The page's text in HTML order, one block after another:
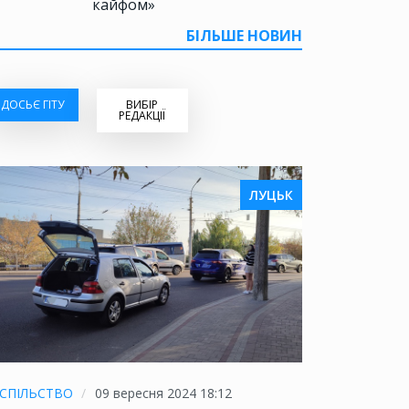
кайфом»
БІЛЬШЕ НОВИН
ДОСЬЄ ГІТУ ВИБІР
РЕДАКЦІЇ
ЛУЦЬК
09 вересня 2024 18:12